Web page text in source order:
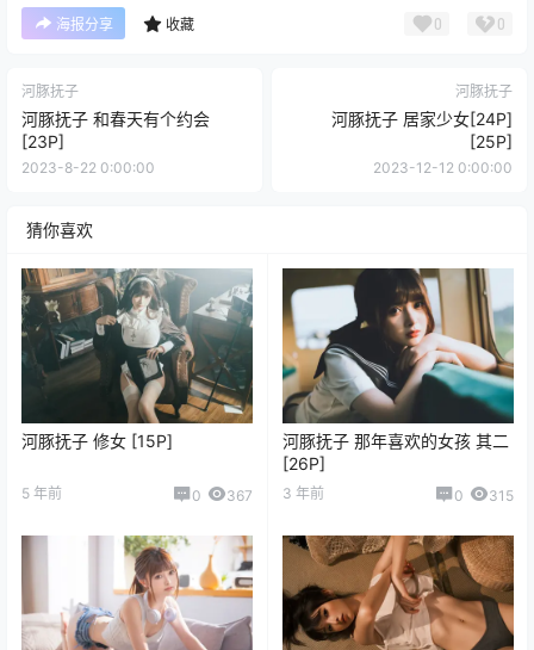
海报分享 收藏 0 0
河豚抚子
河豚抚子 和春天有个约会
[23P]
2023-8-22 0:00:00
河豚抚子
河豚抚子 居家少女[24P]
[25P]
2023-12-12 0:00:00
猜你喜欢
河豚抚子 修女 [15P]
5 年前 0 367
河豚抚子 那年喜欢的女孩 其二
[26P]
3 年前 0 315